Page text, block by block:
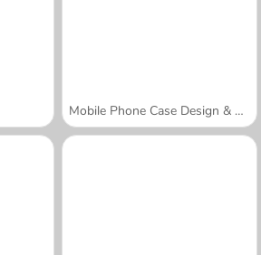
Mobile Phone Case Design & DIY